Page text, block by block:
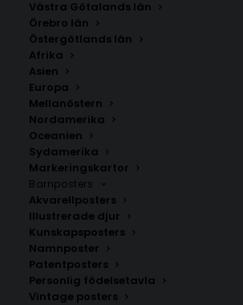
Västra Götalands län
Örebro län
Östergötlands län
Afrika
Asien
Europa
Mellanöstern
Nordamerika
Oceanien
Sydamerika
Markeringskartor
Barnposters
Akvarellposters
Illustrerade djur
Kunskapsposters
Namnposter
Patentposters
Personlig födelsetavla
Vintage posters
Punschrulle Poster
Fr. 129.00